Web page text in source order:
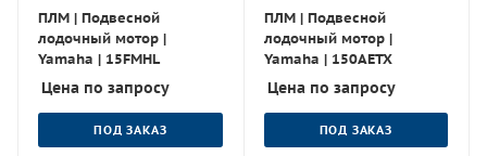
ПЛМ | Подвесной
лодочный мотор |
Yamaha | 15FMHL
Цена по запросу
ПОД ЗАКАЗ
ПЛМ | Подвесной
лодочный мотор |
Yamaha | 150AETX
Цена по запросу
ПОД ЗАКАЗ